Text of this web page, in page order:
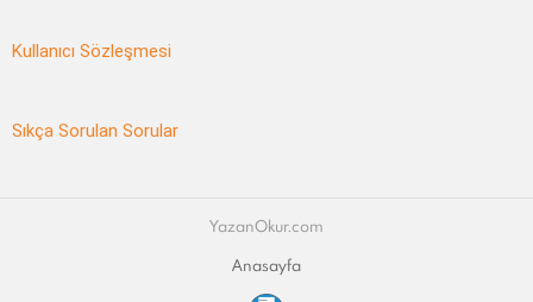
Kullanıcı Sözleşmesi
Sıkça Sorulan Sorular
YazanOkur.com
Anasayfa